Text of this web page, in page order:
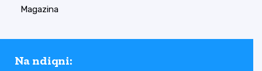
Magazina
Na ndiqni: